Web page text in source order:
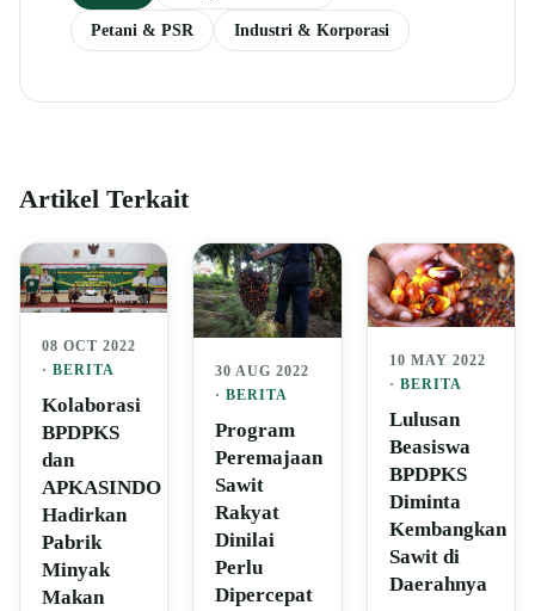
Petani & PSR Industri & Korporasi
Artikel Terkait
08 OCT 2022
· BERITA
Kolaborasi
BPDPKS
dan
APKASINDO
Hadirkan
Pabrik
Minyak
Makan
30 AUG 2022
·BERITA
Program
Peremajaan
Sawit
Rakyat
Dinilai
Perlu
Dipercepat
10 MAY 2022
· BERITA
Lulusan
Beasiswa
BPDPKS
Diminta
Kembangkan
Sawit di
Daerahnya